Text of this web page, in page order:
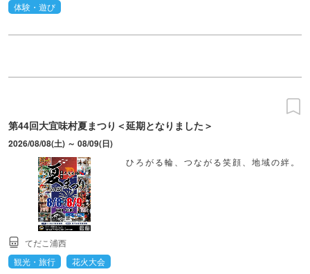
体験・遊び
第44回大宜味村夏まつり＜延期となりました＞
2026/08/08(土) ～ 08/09(日)
ひろがる輪、つながる笑顔、地域の絆。
てだこ浦西
観光・旅行
花火大会